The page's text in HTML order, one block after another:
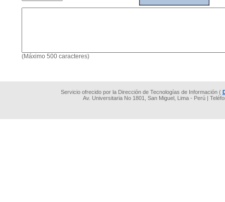
(Máximo 500 caracteres)
Servicio ofrecido por la Dirección de Tecnologías de Información (
Av. Universitaria No 1801, San Miguel, Lima - Perú |